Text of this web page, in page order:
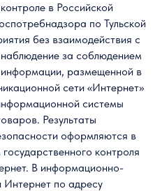
в Российской
по Тульской
без взаимодействия с
за соблюдением
размещенной в
сети «Интернет»
системы
Результаты
оформляются в
контроля
В информационно-
Интернет по адресу